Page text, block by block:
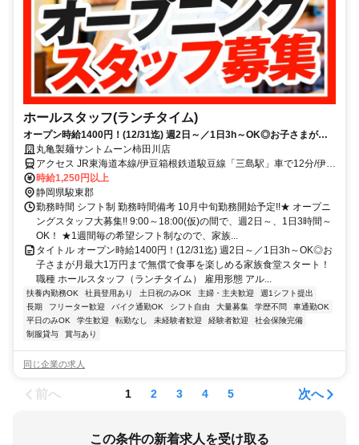
ホールスタッフ(ランチタイム)
オープン時給1400円！(12/31迄) 週2日～／1日3h～OK◎お子さまが月
最大1万円まで無償で食事を楽しめる家族食堂スタート！
丸亀製麺サントムーン柿田川店
アクセス JR東海道本線/伊豆箱根鉄道駿豆線「三島駅」車で12分/伊豆
箱根鉄道駿豆線「三島田町駅」車で11分 ★車・バイク通勤OK！ガソ
リン代も規定支給！ ★自転車通勤も可！（駐輪場料金は自己負担、
店にある場合は利用可）
時給1,250円以上
静岡県駿東郡
勤務時間 シフト制 勤務時間備考 10月中旬勤務開始予定!!★ オープニ
ングスタッフ大募集!! 9:00～18:00(仮)の間で、週2日～、1日3時間～
OK！ ★1週間毎の希望シフト制なので、家族...
タイトル オープン時給1400円！(12/31迄) 週2日～／1日3h～OK◎お
子さまが月最大1万円まで無償で食事を楽しめる家族食堂スタート！
職種 ホールスタッフ（ランチタイム） 雇用形態 アル...
扶養内勤務OK 社員登用あり 土日祝のみOK 主婦・主夫歓迎
週1シフト提出
長期
フリーター歓迎 バイク通勤OK シフト自由 大量募集 学歴不問
車通勤OK
平日のみOK
学生歓迎 転勤なし 未経験者歓迎 経験者歓迎
社会保険完備
制服貸与
賞与あり
同じ企業の求人
前へ 1 2 3 4 5 次へ
この条件の新着求人を受け取る